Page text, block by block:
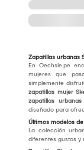
Zapatillas urbanas
En Oechsle.pe
mujeres que
simplemente
zapatillas mujer
zapatillas
diseñado para
Últimos modelos
La colección
diferentes gustos y